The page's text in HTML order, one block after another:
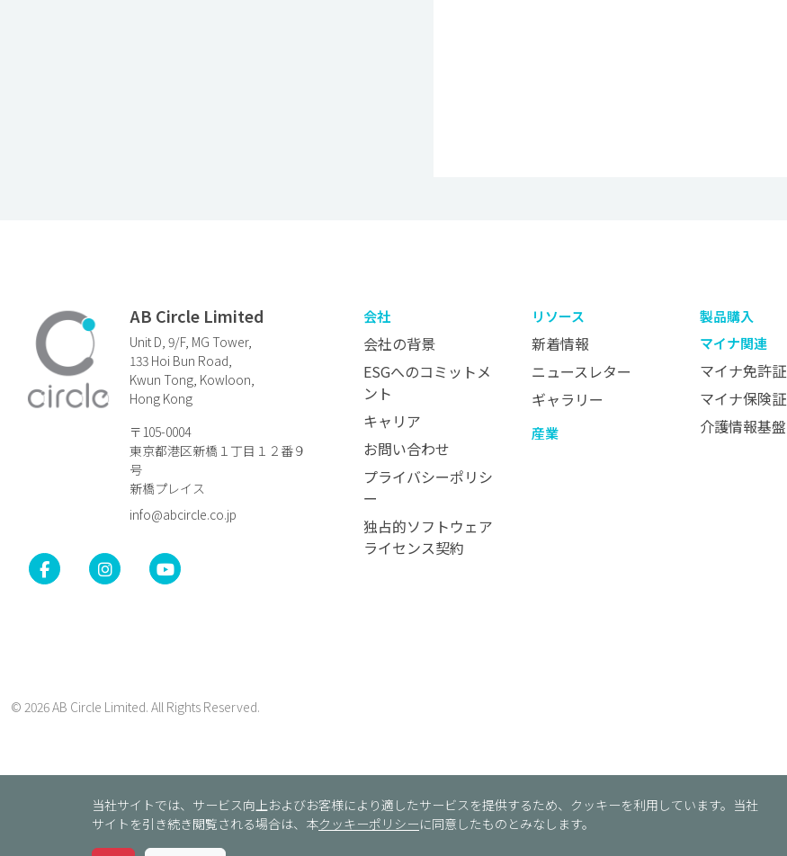
AB Circle Limited
Unit D, 9/F, MG Tower,
133 Hoi Bun Road,
Kwun Tong, Kowloon,
Hong Kong
〒105-0004
東京都港区新橋１丁目１２番９
号
新橋プレイス
info@abcircle.co.jp
会社
会社の背景
ESGへのコミットメ
ント
キャリア
お問い合わせ
プライバシーポリシ
ー
独占的ソフトウェア
ライセンス契約
リソース
新着情報
ニュースレター
ギャラリー
産業
製品購入
マイナ関連
マイナ免許証
マイナ保険証
介護情報基盤
© 2026AB Circle Limited. All Rights Reserved.
当社サイトでは、サービス向上およびお客様により適したサービスを提供するため、クッキーを利用しています。当社
サイトを引き続き閲覧される場合は、本クッキーポリシーに同意したものとみなします。